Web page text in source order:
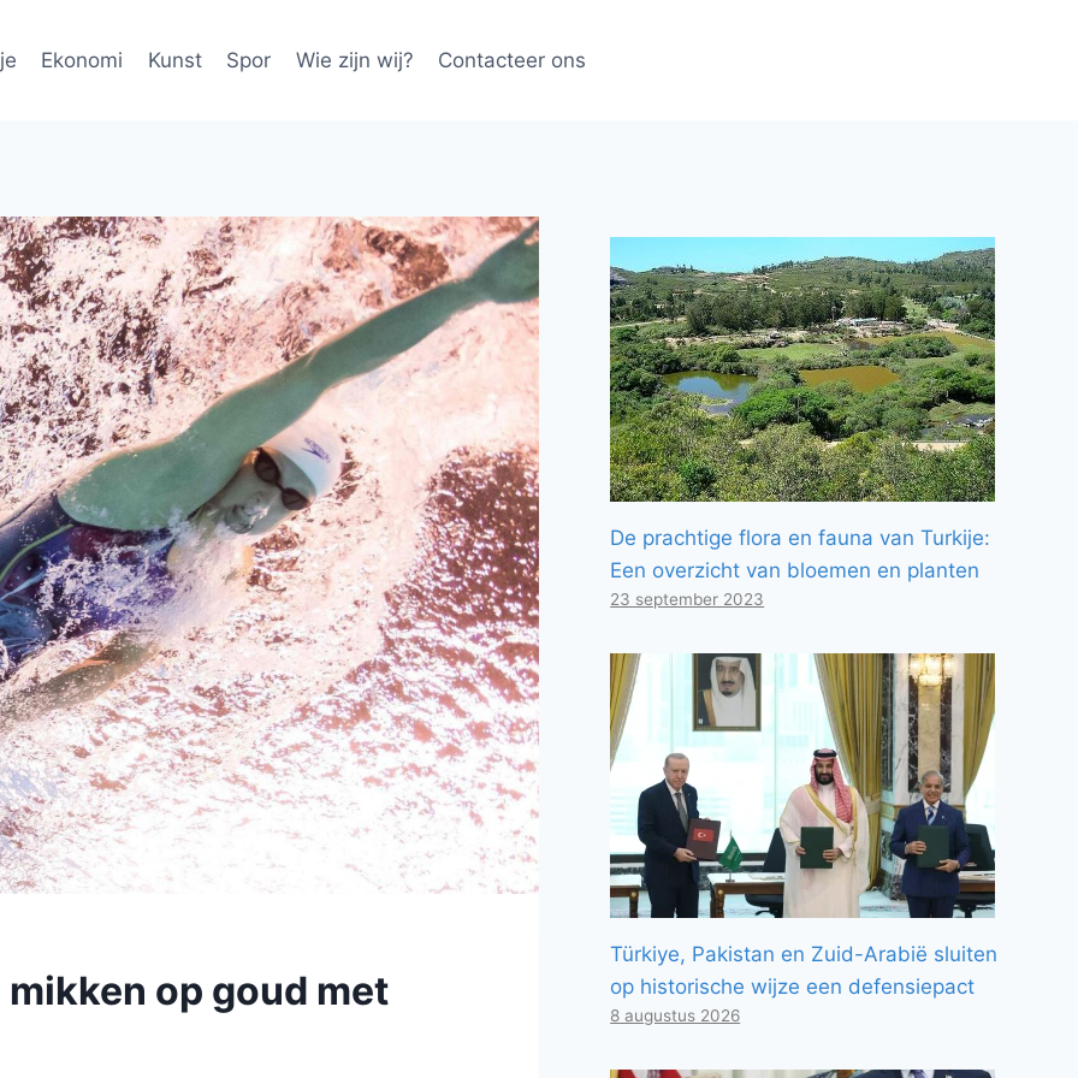
Ekonomi Kunst Spor Wie zijn wij? Contacteer ons
op goud met
De prachtige flora en fauna van Turkije:
Een overzicht van bloemen en planten
23 september 2023
Türkiye, Pakistan en Zuid-Arabië sluiten
op historische wijze een defensiepact
8 augustus 2026